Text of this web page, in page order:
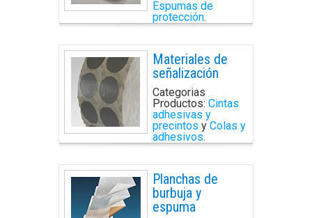
Espumas de
protección.
Materiales de
señalización
Categorias
Productos: Cintas
adhesivas y
precintos y Colas y
adhesivos.
Planchas de
burbuja y
espuma